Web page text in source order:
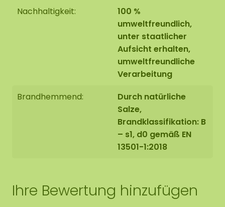
Nehmt das Moos aus der Verpackung, reißt
oder schneidet es auf die gewünschte Größe
und mischt ggf. Mischen Sie die
verschiedenen Moosfarben, um ein schönes
Legt Bücher oder Magazine darauf und lasst
es +/- 3 Stunden trocknen, damit alles gut
Nachhaltigkeit:
100 %
umweltfreundlich,
unter staatlicher
Aufsicht erhalten,
umweltfreundliche
Verarbeitung
Brandhemmend:
Durch natürliche
Salze,
Brandklassifikation: B
– s1, d0 gemäß EN
13501-1:2018
Ihre Bewertung hinzufügen